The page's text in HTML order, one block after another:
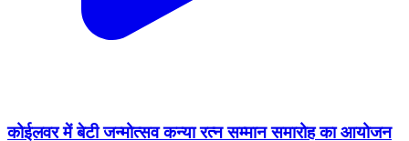
कोईलवर में बेटी जन्मोत्सव कन्या रत्न सम्मान समारोह का आयोजन